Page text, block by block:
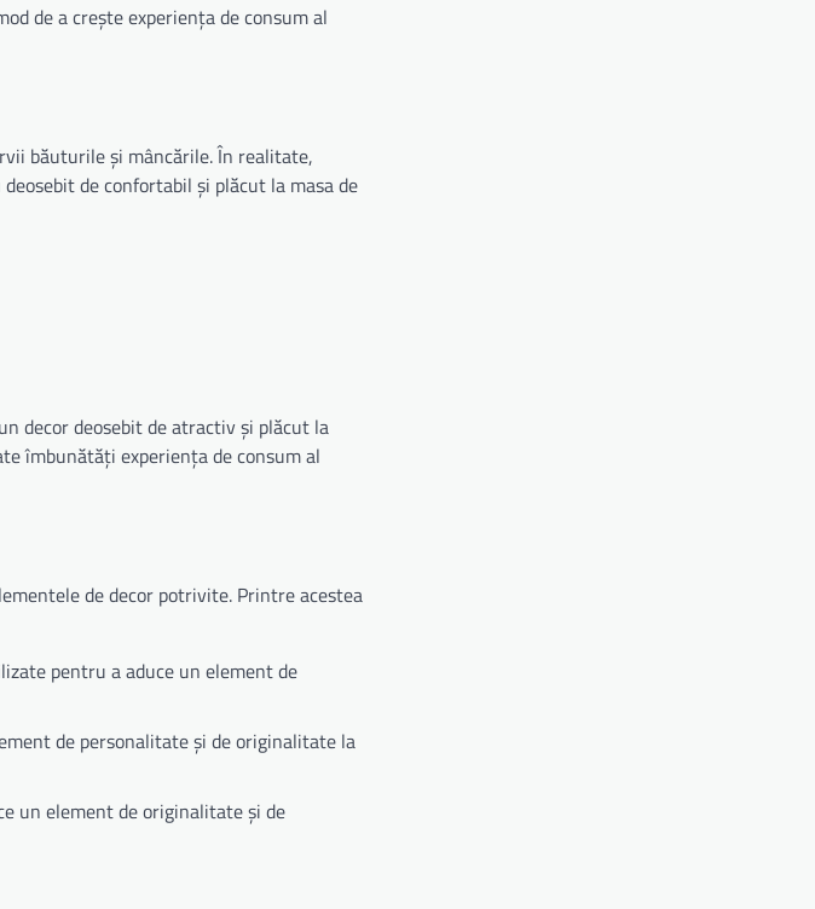
de a crește experiența de consum al
băuturile și mâncările. În realitate,
de confortabil și plăcut la masa de
decor deosebit de atractiv și plăcut la
îmbunătăți experiența de consum al
de decor potrivite. Printre acestea
pentru a aduce un element de
de personalitate și de originalitate la
un element de originalitate și de